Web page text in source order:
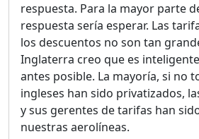
respuesta. Para la mayor parte
respuesta sería esperar. Las
los descuentos no son tan
Inglaterra creo que es
antes posible. La mayoría, si no
ingleses han sido privatizados,
y sus gerentes de tarifas han
nuestras aerolíneas.